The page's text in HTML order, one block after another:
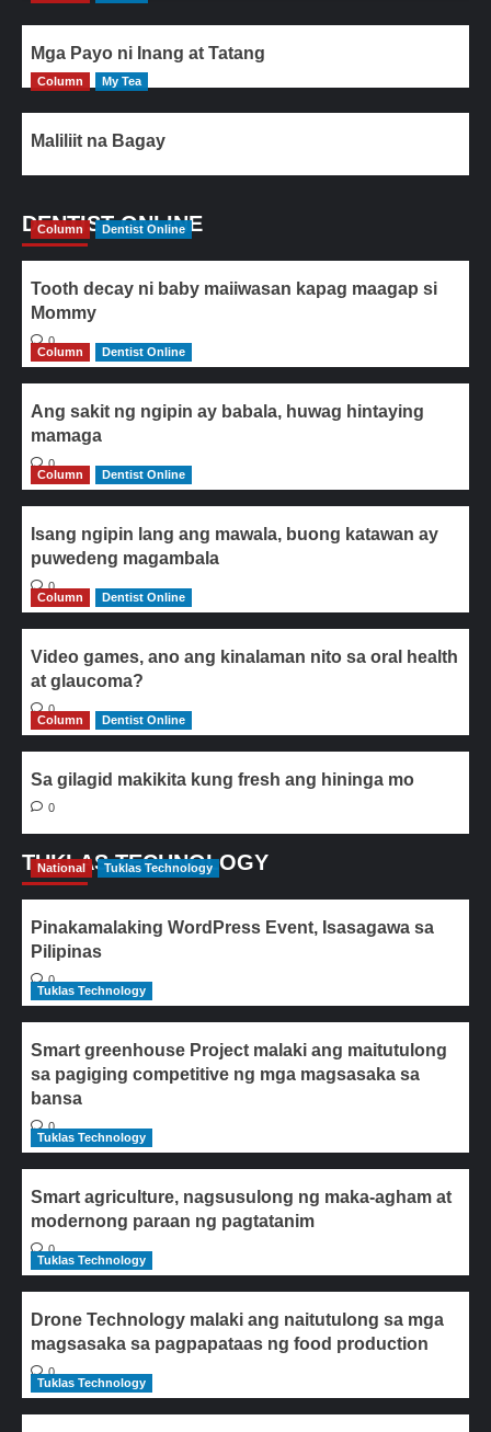
Mga Payo ni Inang at Tatang
Column My Tea
Maliliit na Bagay
DENTIST ONLINE
Column Dentist Online
Tooth decay ni baby maiiwasan kapag maagap si
Mommy
0
Column
Dentist Online
Ang sakit ng ngipin ay babala, huwag hintaying
mamaga
0
Column
Dentist Online
Isang ngipin lang ang mawala, buong katawan ay
puwedeng magambala
0
Column
Dentist Online
Video games, ano ang kinalaman nito sa oral health
at glaucoma?
0
Column
Dentist Online
Sa gilagid makikita kung fresh ang hininga mo
0
TUKLAS TECHNOLOGY
National Tuklas Technology
Pinakamalaking WordPress Event, Isasagawa sa
Pilipinas
0
Tuklas Technology
Smart greenhouse Project malaki ang maitutulong
sa pagiging competitive ng mga magsasaka sa
bansa
0
Tuklas Technology
Smart agriculture, nagsusulong ng maka-agham at
modernong paraan ng pagtatanim
0
Tuklas Technology
Drone Technology malaki ang naitutulong sa mga
magsasaka sa pagpapataas ng food production
0
Tuklas Technology